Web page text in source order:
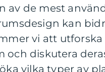
av de mest
kan
vi att
och diskutera
vilka typer av